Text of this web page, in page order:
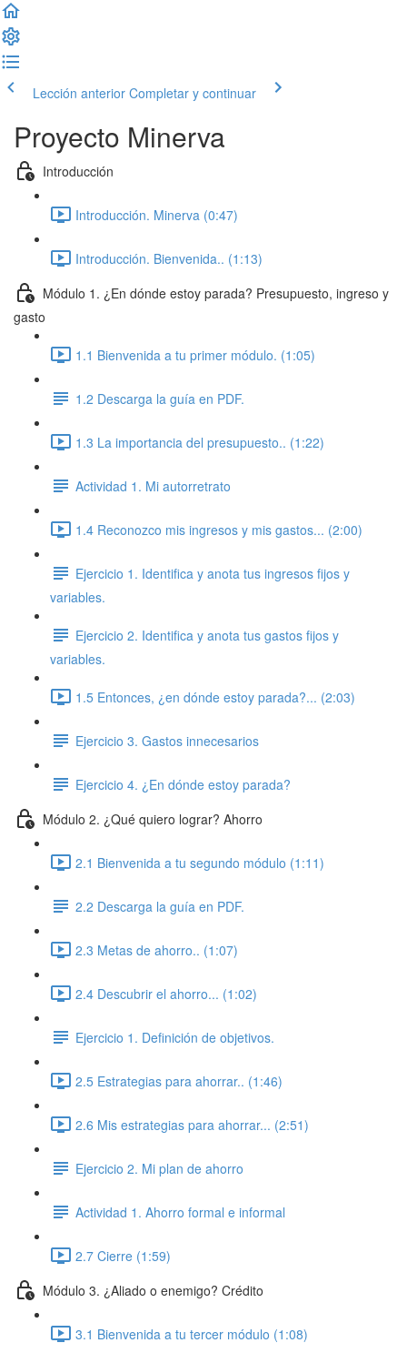
Lección anterior Completar y continuar
Proyecto Minerva
Introducción
Introducción. Minerva (0:47)
Introducción. Bienvenida.. (1:13)
Módulo 1. ¿En dónde estoy parada? Presupuesto, ingreso y
gasto
1.1 Bienvenida a tu primer módulo. (1:05)
1.2 Descarga la guía en PDF.
1.3 La importancia del presupuesto.. (1:22)
Actividad 1. Mi autorretrato
1.4 Reconozco mis ingresos y mis gastos... (2:00)
Ejercicio 1. Identifica y anota tus ingresos fijos y
variables.
Ejercicio 2. Identifica y anota tus gastos fijos y
variables.
1.5 Entonces, ¿en dónde estoy parada?... (2:03)
Ejercicio 3. Gastos innecesarios
Ejercicio 4. ¿En dónde estoy parada?
Módulo 2. ¿Qué quiero lograr? Ahorro
2.1 Bienvenida a tu segundo módulo (1:11)
2.2 Descarga la guía en PDF.
2.3 Metas de ahorro.. (1:07)
2.4 Descubrir el ahorro... (1:02)
Ejercicio 1. Definición de objetivos.
2.5 Estrategias para ahorrar.. (1:46)
2.6 Mis estrategias para ahorrar... (2:51)
Ejercicio 2. Mi plan de ahorro
Actividad 1. Ahorro formal e informal
2.7 Cierre (1:59)
Módulo 3. ¿Aliado o enemigo? Crédito
3.1 Bienvenida a tu tercer módulo (1:08)